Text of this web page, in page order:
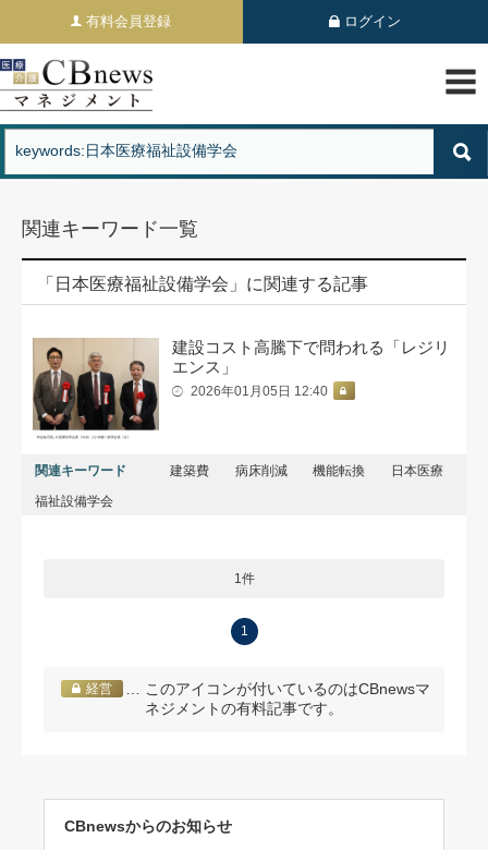
有料会員登録 ログイン
関連キーワード一覧
「日本医療福祉設備学会」に関連する記事
建設コスト高騰下で問われる「レジリ
エンス」
2026年01月05日 12:40
関連キーワード 建築費 病床削減 機能転換
日本医療
福祉設備学会
1件
1
経営
… このアイコンが付いているのはCBnewsマ
ネジメントの有料記事です。
CBnewsからのお知らせ